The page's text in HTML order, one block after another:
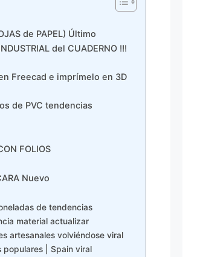
de PAPEL) Último
del CUADERNO !!!
Freecad e imprímelo en 3D
de PVC tendencias
FOLIOS
Nuevo
de tendencias
material actualizar
artesanales volviéndose viral
populares | Spain viral